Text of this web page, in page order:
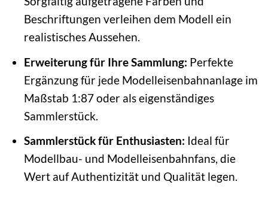
Beschriftungen verleihen dem Modell ein
realistisches Aussehen.
Erweiterung für Ihre Sammlung: Perfekte
Ergänzung für jede Modelleisenbahnanlage im
Maßstab 1:87 oder als eigenständiges
Sammlerstück.
Sammlerstück für Enthusiasten: Ideal für
Modellbau- und Modelleisenbahnfans, die
Wert auf Authentizität und Qualität legen.